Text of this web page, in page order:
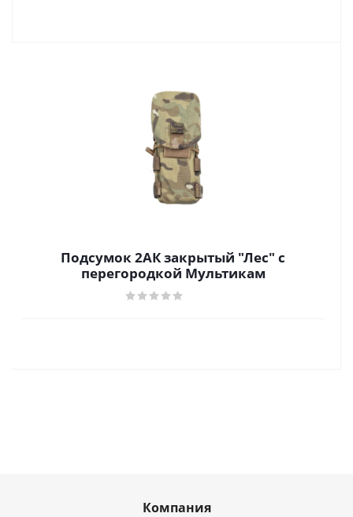
Подсумок 2АК закрытый "Лес" с
перегородкой Мультикам
Компания